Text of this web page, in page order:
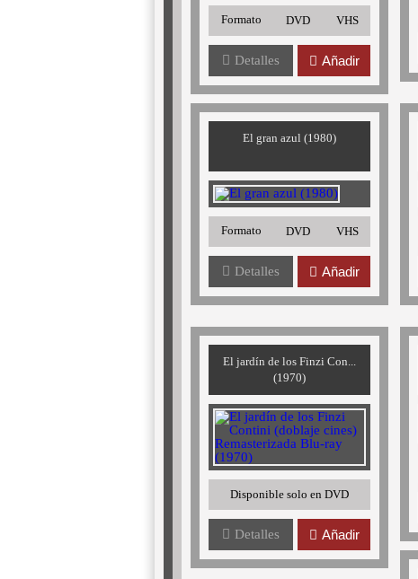
Formato DVD VHS
Detalles Añadir
El gran azul (1980)
Formato DVD VHS
Detalles Añadir
El jardín de los Finzi Con...
(1970)
Disponible solo en DVD
Detalles Añadir